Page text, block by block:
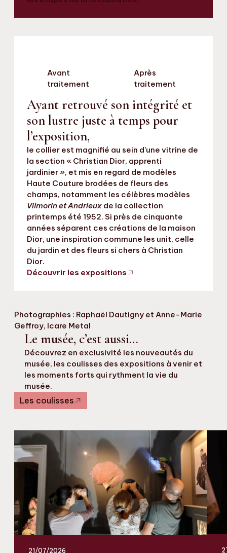
Avant
traitement
Après
traitement
Ayant retrouvé son intégrité et
son lustre juste à temps pour
l’exposition,
le collier est magnifié au sein d’une vitrine de
la section « Christian Dior, apprenti
jardinier », et mis en regard de modèles
Haute Couture brodées de fleurs des
champs, notamment les célèbres modèles
Vilmorin et Andrieux de la collection
printemps été 1952. Si près de cinquante
années séparent ces créations de la maison
Dior, une inspiration commune les unit, celle
du jardin et des fleurs si chers à Christian
Dior.
Découvrir les expositions
Photographies : Raphaël Dautigny et Anne-Marie
Geffroy, Icare Metal
Le musée, c’est aussi…
Découvrez en exclusivité les nouveautés du
musée, les coulisses des expositions à venir et
les moments forts qui rythment la vie du
musée.
Les coulisses
21/07/2026